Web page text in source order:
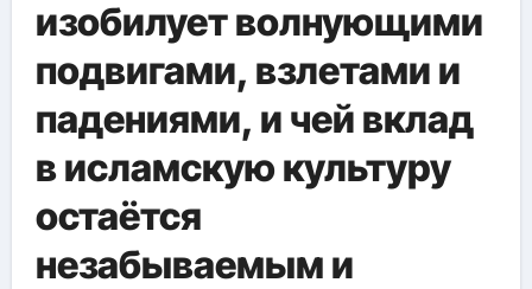
изобилует волнующими
подвигами, взлетами и
падениями, и чей вклад
в исламскую культуру
остаётся
незабываемым и